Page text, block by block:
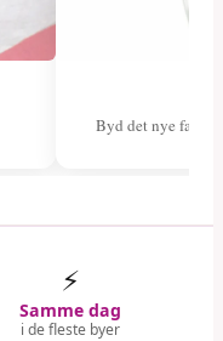
Byd det nye
⚡
Samme dag
i de fleste byer